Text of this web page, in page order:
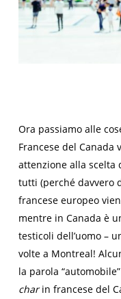
Ora passiamo alle
Francese del Canada
attenzione alla scelta
tutti (perché davvero
francese europeo
mentre in Canada è
testicoli dell’uomo –
volte a Montreal!
la parola
charin francese del